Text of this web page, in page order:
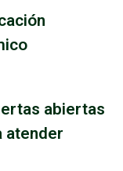
abiertas
atender